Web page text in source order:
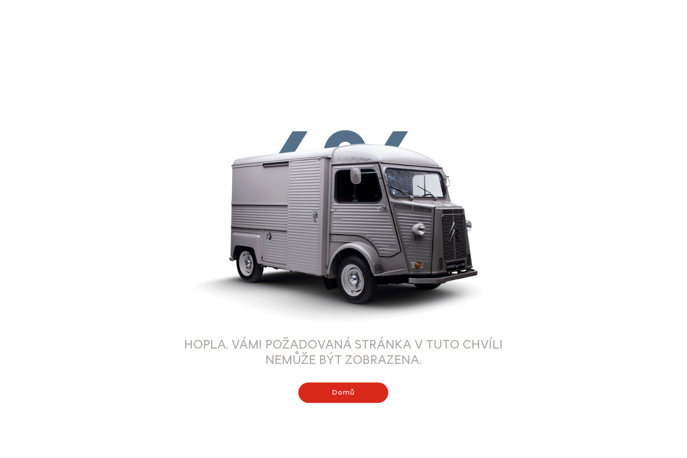
HOPLA. VÁMI POŽADOVANÁ STRÁNKA V TUTO CHVÍLI
NEMŮŽE BÝT ZOBRAZENA.
Domů